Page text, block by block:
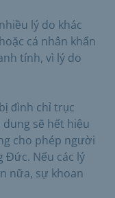
lý do khác
cá nhân khẩn
tính, vì lý do
đình chỉ trục
sẽ hết hiệu
cho phép người
Đức. Nếu các lý
nữa, sự khoan